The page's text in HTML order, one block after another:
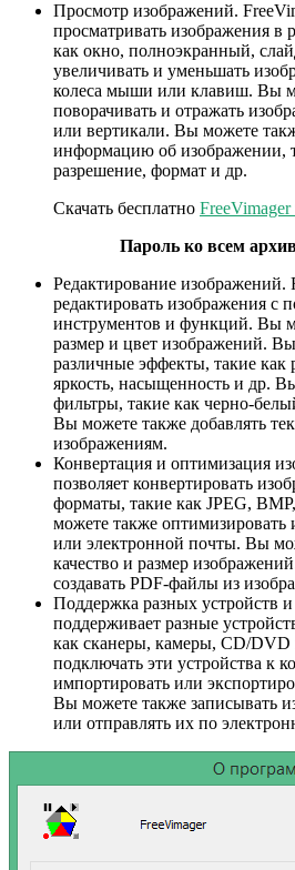
Просмотр изображений.
просматривать изображения в
как окно, полноэкранный,
увеличивать и уменьшать
колеса мыши или клавиш. Вы
поворачивать и отражать
или вертикали. Вы можете
информацию об изображении,
разрешение, формат и др.
Скачать бесплатно
Пароль ко всем
Редактирование изображений.
редактировать изображения с
инструментов и функций. Вы
размер и цвет изображений.
различные эффекты, такие как
яркость, насыщенность и др.
фильтры, такие как черно-
Вы можете также добавлять
изображениям.
Конвертация и оптимизация
позволяет конвертировать
форматы, такие как JPEG,
можете также оптимизировать
или электронной почты. Вы
качество и размер
создавать PDF-файлы из
Поддержка разных устройств
поддерживает разные
как сканеры, камеры, CD/
подключать эти устройства к
импортировать или
Вы можете также записывать
или отправлять их по